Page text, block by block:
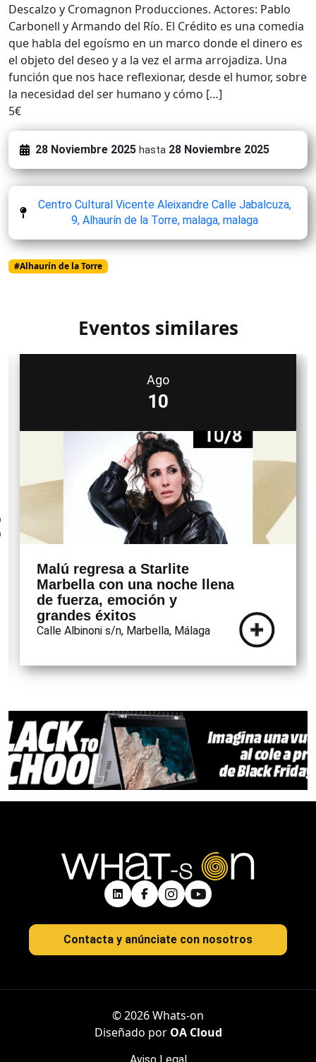
Descalzo y Cromagnon Producciones. Actores: Pablo
Carbonell y Armando del Río. El Crédito es una comedia
que habla del egoísmo en un marco donde el dinero es
el objeto del deseo y a la vez el arma arrojadiza. Una
función que nos hace reflexionar, desde el humor, sobre
la necesidad del ser humano y cómo […]
5€
28 Noviembre 2025 hasta 28 Noviembre 2025
Centro Cultural Vicente Aleixandre Calle Jabalcuza,
9, Alhaurín de la Torre, malaga, malaga
#Alhaurín de la Torre
Eventos similares
Ago
10
Malú regresa a Starlite
Marbella con una noche llena
de fuerza, emoción y
grandes éxitos
Calle Albinoni s/n, Marbella, Málaga
Contacta y anúnciate con nosotros
© 2026 Whats-on
Diseñado por OA Cloud